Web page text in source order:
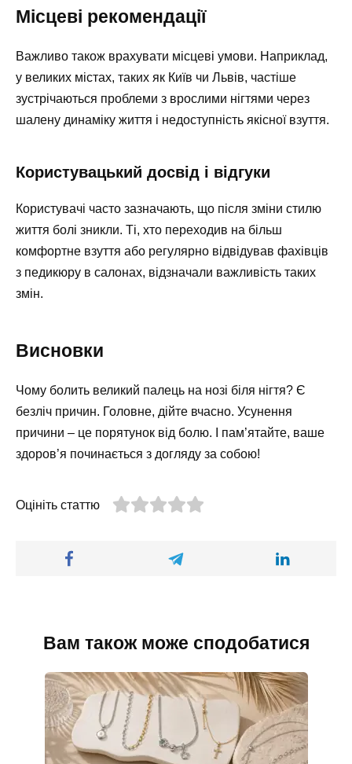
Місцеві рекомендації
Важливо також врахувати місцеві умови. Наприклад,
у великих містах, таких як Київ чи Львів, частіше
зустрічаються проблеми з врослими нігтями через
шалену динаміку життя і недоступність якісної взуття.
Користувацький досвід і відгуки
Користувачі часто зазначають, що після зміни стилю
життя болі зникли. Ті, хто переходив на більш
комфортне взуття або регулярно відвідував фахівців
з педикюру в салонах, відзначали важливість таких
змін.
Висновки
Чому болить великий палець на нозі біля нігтя? Є
безліч причин. Головне, дійте вчасно. Усунення
причини – це порятунок від болю. І пам’ятайте, ваше
здоров’я починається з догляду за собою!
Оцініть статтю
Вам також може сподобатися